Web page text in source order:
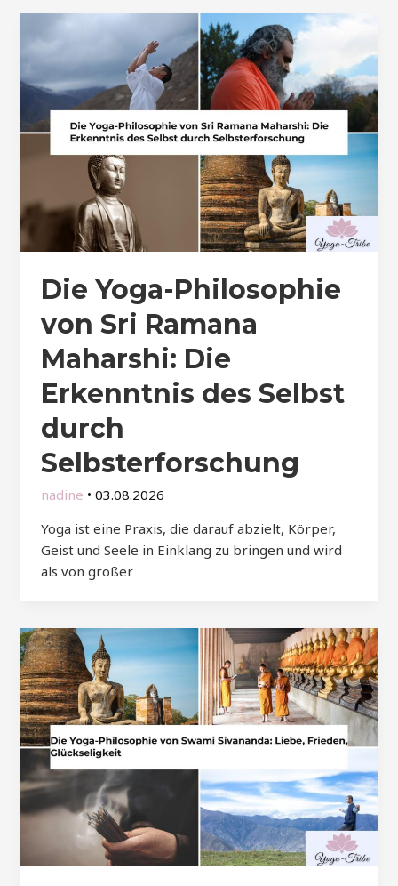
Die Yoga-Philosophie
von Sri Ramana
Maharshi: Die
Erkenntnis des Selbst
durch
Selbsterforschung
nadine • 03.08.2026
Yoga ist eine Praxis, die darauf abzielt, Körper,
Geist und Seele in Einklang zu bringen und wird
als von großer